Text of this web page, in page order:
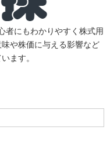
者にもわかりやすく株式用
や株価に与える影響など
ます。